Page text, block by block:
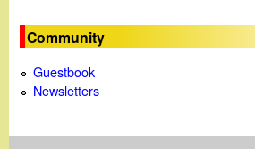
Community
Guestbook
Newsletters